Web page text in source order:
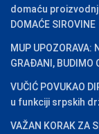
domaću
DOMAĆE SIROVINE
MUP UPOZORAVA:
GRAĐANI, BUDIMO
VUČIĆ POVUKAO
u funkciji srpskih
VAŽAN KORAK ZA